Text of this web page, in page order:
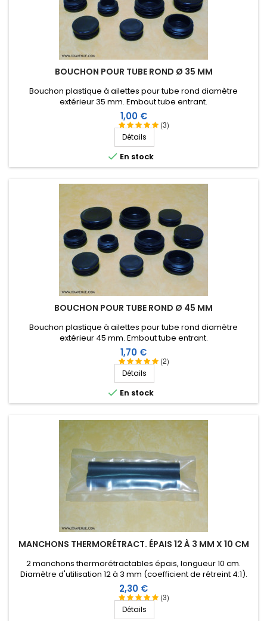
BOUCHON POUR TUBE ROND Ø 35 MM
(3)
Bouchon plastique à ailettes pour tube rond diamètre
extérieur 35 mm. Embout tube entrant.
Prix
1,00 €
Détails
 En stock
BOUCHON POUR TUBE ROND Ø 45 MM
(2)
Bouchon plastique à ailettes pour tube rond diamètre
extérieur 45 mm. Embout tube entrant.
Prix
1,70 €
Détails
 En stock
MANCHONS THERMORÉTRACT. ÉPAIS 12 À 3 MM X 10 CM
(3)
2 manchons thermorétractables épais, longueur 10 cm.
Diamètre d'utilisation 12 à 3 mm (coefficient de rétreint 4:1).
Intérieur revêtu d'une résine thermoplastique.
Prix
2,30 €
Détails